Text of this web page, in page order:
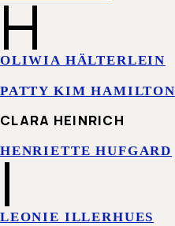
H
OLIWIA HÄLTERLEIN
PATTY KIM HAMILTON
CLARA HEINRICH
HENRIETTE HUFGARD
I
LEONIE ILLERHUES